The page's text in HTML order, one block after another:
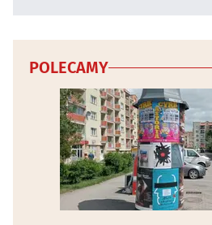
POLECAMY